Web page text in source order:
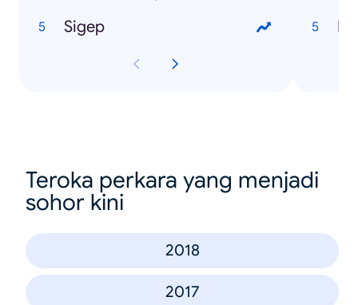
Sigep
Teroka perkara yang menjadi
sohor kini
2018
2017